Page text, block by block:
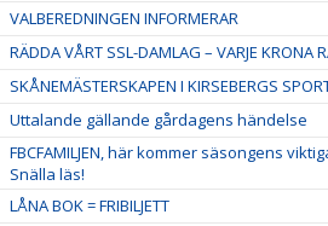
VALBEREDNINGEN INFORMERAR
RÄDDA VÅRT SSL-DAMLAG – VARJE KRONA
SKÅNEMÄSTERSKAPEN I KIRSEBERGS
Uttalande gällande gårdagens händelse
FBCFAMILJEN, här kommer säsongens
Snälla läs!
LÅNA BOK = FRIBILJETT